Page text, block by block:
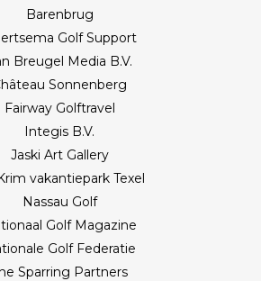
Barenbrug
Golf Support
Breugel Media B.V.
Sonnenberg
Fairway Golftravel
Integis B.V.
Jaski Art Gallery
vakantiepark Texel
Nassau Golf
Golf Magazine
Golf Federatie
Sparring Partners